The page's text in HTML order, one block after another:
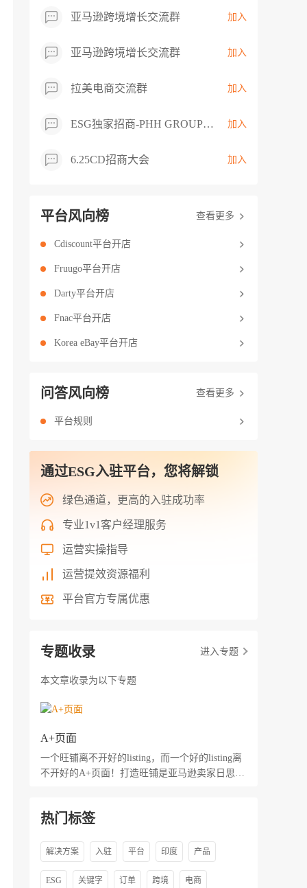
亚马逊跨境增长交流群 加入
亚马逊跨境增长交流群 加入
拉美电商交流群 加入
ESG独家招商-PHH GROUP卖家交流群 加入
6.25CD招商大会 加入
平台风向榜 查看更多
Cdiscount平台开店
Fruugo平台开店
Darty平台开店
Fnac平台开店
Korea eBay平台开店
问答风向榜 查看更多
平台规则
通过ESG入驻平台，您将解锁
绿色通道，更高的入驻成功率
专业1v1客户经理服务
运营实操指导
运营提效资源福利
平台官方专属优惠
专题收录 进入专题
本文章收录为以下专题
A+页面
一个旺铺离不开好的listing，而一个好的listing离
不开好的A+页面！打造旺铺是亚马逊卖家日思夜
接着我们来讲A+页面！
热门标签
解决方案 入驻 平台 印度 产品
ESG 关键字 订单 跨境 电商